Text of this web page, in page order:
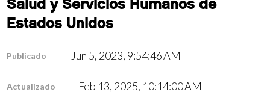
Salud y Servicios Humanos de
Estados Unidos
Publicado Jun 5, 2023, 9:54:46 AM
Actualizado Feb 13, 2025, 10:14:00 AM